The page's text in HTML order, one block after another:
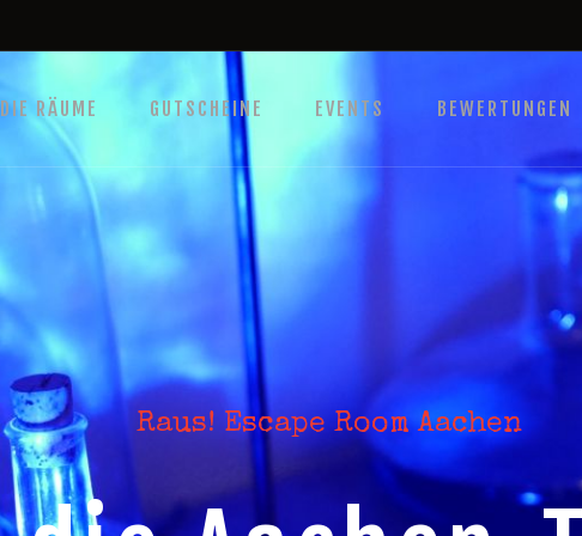
DIE RÄUME GUTSCHEINE EVENTS BEWERTUNGEN
DIE RÄUME
GUTSCHEINE
EVENTS
BEWERTUNGEN
ANFAHRT
KONTAKT
FAQ
spannende Atmosphäre inklsuive